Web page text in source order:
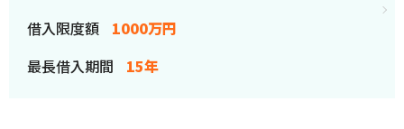
借入限度額
1000万円
最長借入期間
15年